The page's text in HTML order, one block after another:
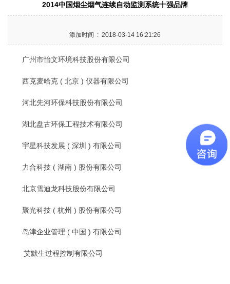
2014中国烟尘烟气连续自动监测系统十强品牌
添加时间 : 2018-03-14 16:21:26
广州市怡文环境科技股份有限公司
西克麦哈克 ( 北京 ) 仪器有限公司
河北先河环保科技股份有限公司
湖北盘古环保工程技术有限公司
宇星科技发展 ( 深圳 ) 有限公司
力合科技 ( 湖南 ) 股份有限公司
北京雪迪龙科技股份有限公司
聚光科技 ( 杭州 ) 股份有限公司
岛津企业管理 ( 中国 ) 有限公司
艾默生过程控制有限公司